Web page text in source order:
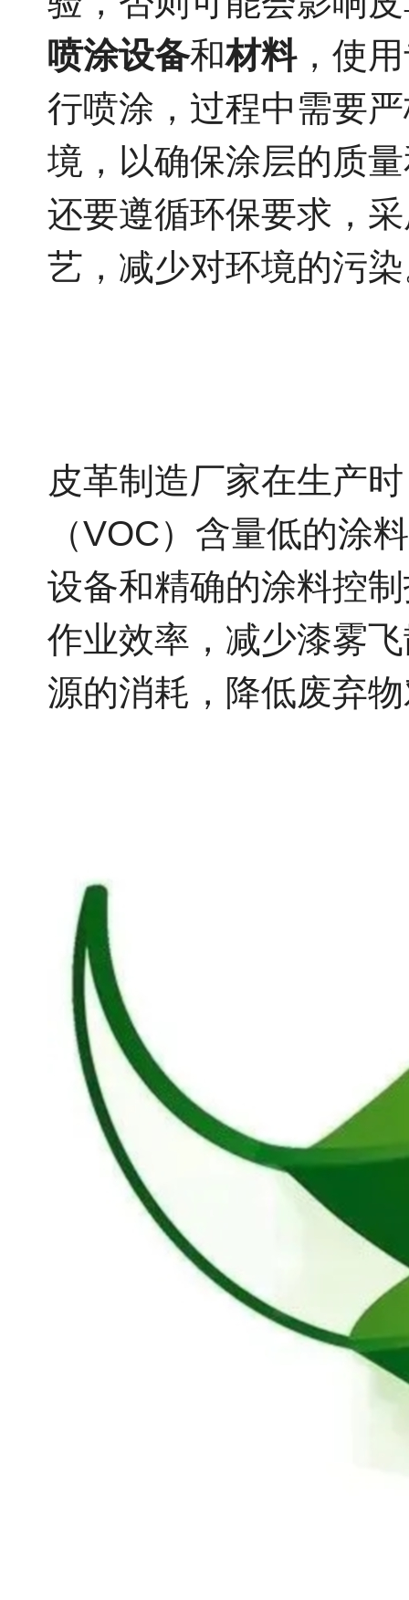
喷涂设备和材料，使
行喷涂，过程中需要
境，以确保涂层的质
还要遵循环保要求，
艺，减少对环境的污
皮革制造厂家在生产
（VOC）含量低的涂
设备和精确的涂料控
作业效率，减少漆雾
源的消耗，降低废弃